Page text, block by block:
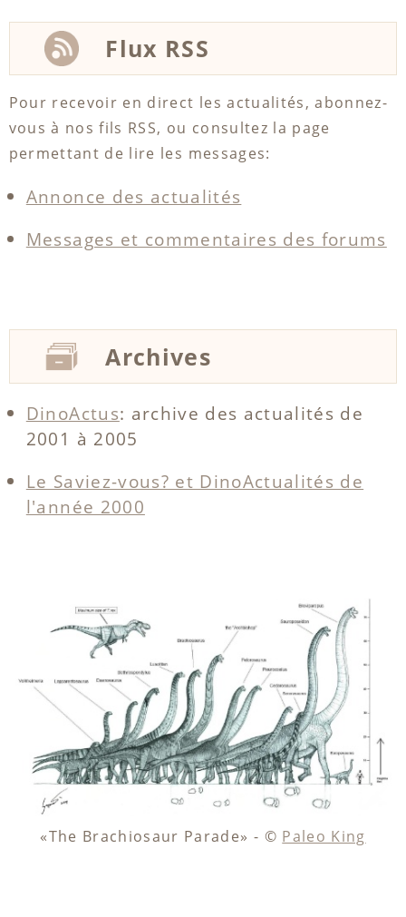
Flux RSS
Pour recevoir en direct les actualités, abonnez-
vous à nos fils RSS, ou consultez la page
permettant de lire les messages:
Annonce des actualités
Messages et commentaires des forums
Archives
DinoActus: archive des actualités de
2001 à 2005
Le Saviez-vous? et DinoActualités de
l'année 2000
The Brachiosaur Parade - © Paleo King